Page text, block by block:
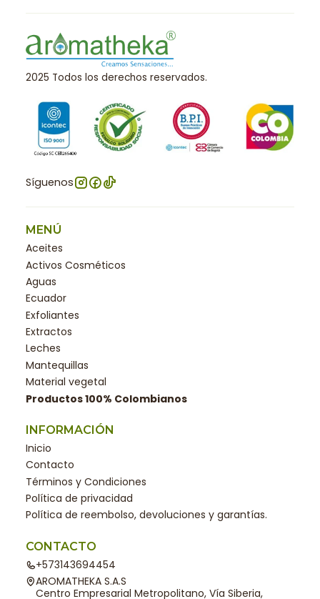
2025 Todos los derechos reservados.
Síguenos
MENÚ
Aceites
Activos Cosméticos
Aguas
Ecuador
Exfoliantes
Extractos
Leches
Mantequillas
Material vegetal
Productos 100% Colombianos
INFORMACIÓN
Inicio
Contacto
Términos y Condiciones
Política de privacidad
Política de reembolso, devoluciones y garantías.
CONTACTO
+573143694454
AROMATHEKA S.A.S
Centro Empresarial Metropolitano, Vía Siberia,